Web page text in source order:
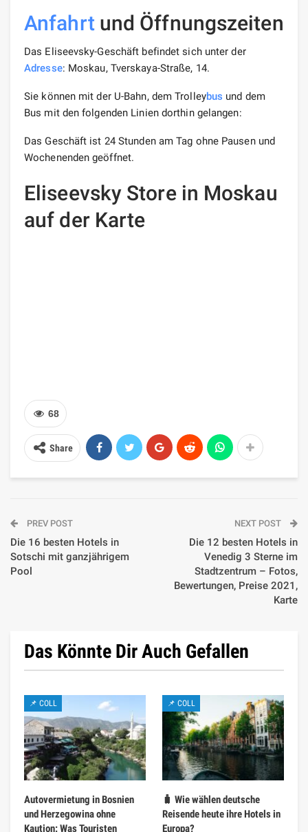
Anfahrtund Öffnungszeiten
Das Eliseevsky-Geschäft befindet sich unter der
Adresse: Moskau, Tverskaya-Straße, 14.
Sie können mit der U-Bahn, dem Trolleybus und dem
Bus mit den folgenden Linien dorthin gelangen:
Das Geschäft ist 24 Stunden am Tag ohne Pausen und
Wochenenden geöffnet.
Eliseevsky Store in Moskau
auf der Karte
68
Share
PREV POST
Die 16 besten Hotels in
Sotschi mit ganzjährigem
Pool
NEXT POST
Die 12 besten Hotels in
Venedig 3 Sterne im
Stadtzentrum – Fotos,
Bewertungen, Preise 2021,
Karte
Das Könnte Dir Auch Gefallen
📌 COLL
Autovermietung in Bosnien
und Herzegowina ohne
Kaution: Was Touristen
📌 COLL
🧳 Wie wählen deutsche
Reisende heute ihre Hotels in
Europa?